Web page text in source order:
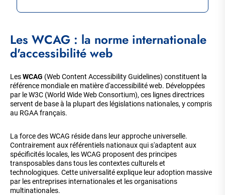
Les WCAG : la norme internationale
d'accessibilité web
LesWCAG (Web Content Accessibility Guidelines) constituent la
référence mondiale en matière d'accessibilité web. Développées
par le W3C (World Wide Web Consortium), ces lignes directrices
servent de base à la plupart des législations nationales, y compris
au RGAA français.
La force des WCAG réside dans leur approche universelle.
Contrairement aux référentiels nationaux qui s'adaptent aux
spécificités locales, les WCAG proposent des principes
transposables dans tous les contextes culturels et
technologiques. Cette universalité explique leur adoption massive
par les entreprises internationales et les organisations
multinationales.